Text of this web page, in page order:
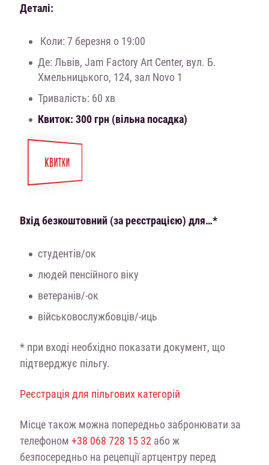
Деталі:
Коли: 7 березня о 19:00
Де: Львів, Jam Factory Art Center, вул. Б.
Хмельницького, 124, зал Novo 1
Тривалість: 60 хв
Квиток: 300 грн (вільна посадка)
КВИТКИ
Вхід безкоштовний (за реєстрацією) для…*
студентів/ок
людей пенсійного віку
ветеранів/-ок
військовослужбовців/-иць
* при вході необхідно показати документ, що
підтверджує пільгу.
Реєстрація для пільгових категорій
Місце також можна попередньо забронювати за
телефоном +38 068 728 15 32або ж
безпосередньо на рецепції артцентру перед